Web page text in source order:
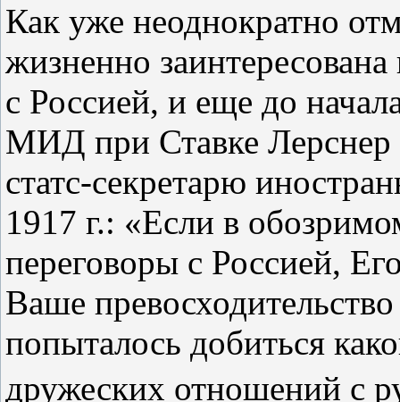
Как уже неоднократно
жизненно
с Россией, и еще до
МИД при Ставке Лерснер
статс‑секретарю
1917 г.: «Если в
переговоры с Россией,
Ваше
попыталось добиться
дружеских отношений с